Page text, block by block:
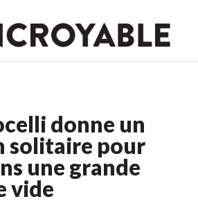
Ligne
donne un
solitaire pour
une grande
vide